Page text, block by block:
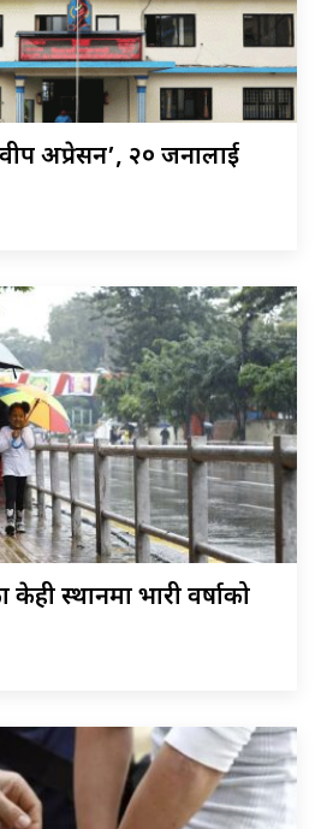
अप्रेसन’, २० जनालाई
स्थानमा भारी वर्षाको